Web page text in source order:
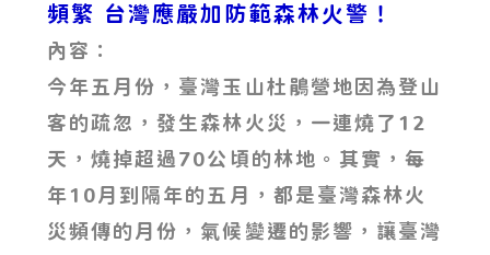
頻繁 台灣應嚴加防範森林火警！
內容：
今年五月份，臺灣玉山杜鵑營地因為登山
客的疏忽，發生森林火災，一連燒了12
天，燒掉超過70公頃的林地。其實，每
年10月到隔年的五月，都是臺灣森林火
災頻傳的月份，氣候變遷的影響，讓臺灣